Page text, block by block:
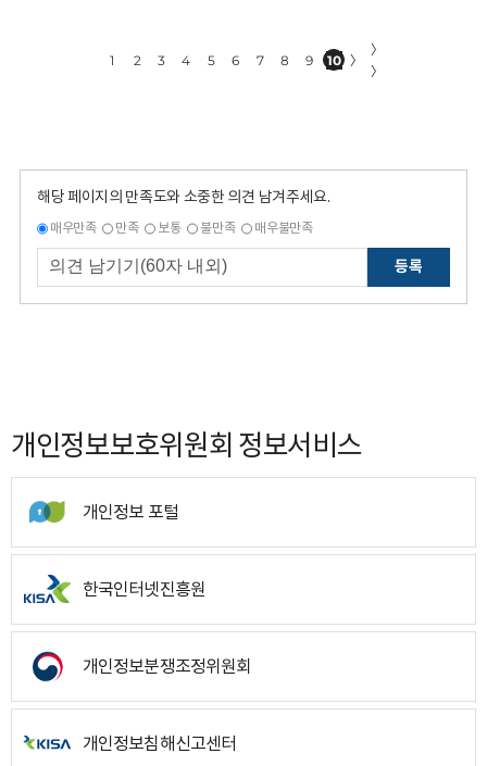
1 2 3 4 5 6 7 8 9 10 〉
〉
〉
해당 페이지의 만족도와 소중한 의견 남겨주세요.
매우만족 만족 보통 불만족 매우불만족
등록
개인정보보호위원회 정보서비스
개인정보 포털
한국인터넷진흥원
개인정보분쟁조정위원회
개인정보침해신고센터